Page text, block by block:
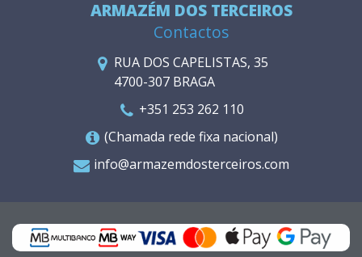
ARMAZÉM DOS TERCEIROS
Contactos
RUA DOS CAPELISTAS, 35
4700-307 BRAGA
+351 253 262 110
(Chamada rede fixa nacional)
info@armazemdosterceiros.com